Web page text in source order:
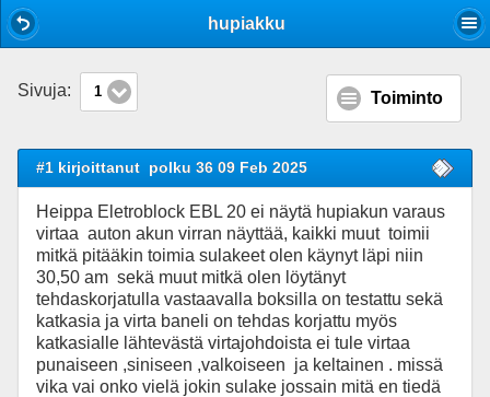
hupiakku
Sivuja: 1 Toiminto
#1 kirjoittanut polku 36 09 Feb 2025
Heippa Eletroblock EBL 20 ei näytä hupiakun varaus
virtaa auton akun virran näyttää, kaikki muut toimii
mitkä pitääkin toimia sulakeet olen käynyt läpi niin
30,50 am sekä muut mitkä olen löytänyt
tehdaskorjatulla vastaavalla boksilla on testattu sekä
katkasia ja virta baneli on tehdas korjattu myös
katkasialle lähtevästä virtajohdoista ei tule virtaa
punaiseen ,siniseen ,valkoiseen ja keltainen . missä
vika vai onko vielä jokin sulake jossain mitä en tiedä